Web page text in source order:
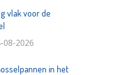
vlak voor de
08-2026
in het